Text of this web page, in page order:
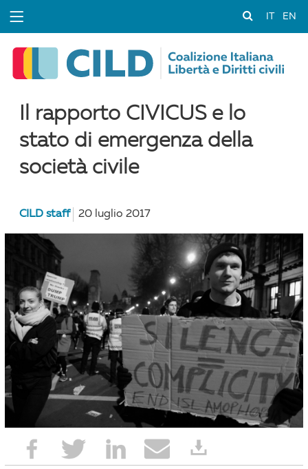
EN
Il rapporto CIVICUS e lo
stato di emergenza della
società civile
CILD staff 20 luglio 2017